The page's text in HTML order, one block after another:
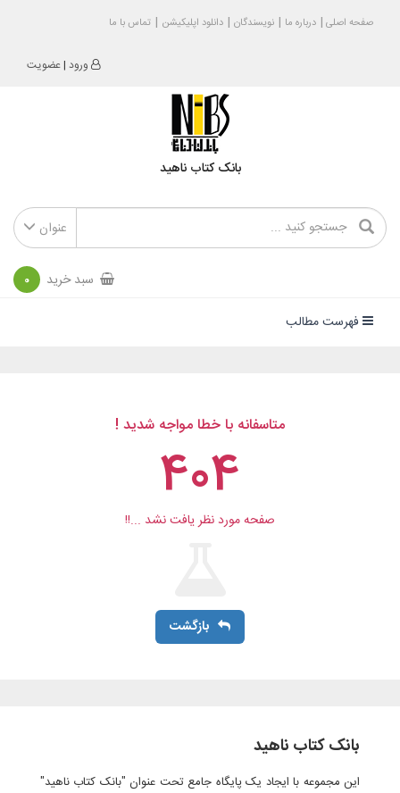
صفحه اصلی درباره ما نویسندگان دانلود اپلیکیشن تماس با ما
ورود |عضویت
بانک کتاب ناهید
عنوان
سبد خرید 0
فهرست مطالب
متاسفانه با خطا مواجه شدید !
404
صفحه مورد نظر یافت نشد ...!!
بازگشت
بانک کتاب ناهید
این مجموعه با ایجاد یک پایگاه جامع تحت عنوان "بانک کتاب ناهید"